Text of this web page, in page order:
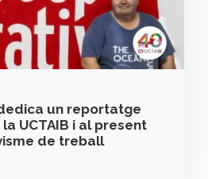
un reportatge
UCTAIB i al present
de treball